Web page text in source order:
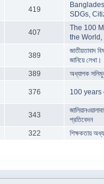
419
SDGs,
407
The 100
the
389
জাতীয়তাবাদ
জানিয়ে লেখা।
389
অধ্যাপক
376 100 years
343
প্রতিবেদন
322 শিক্ষকতায়